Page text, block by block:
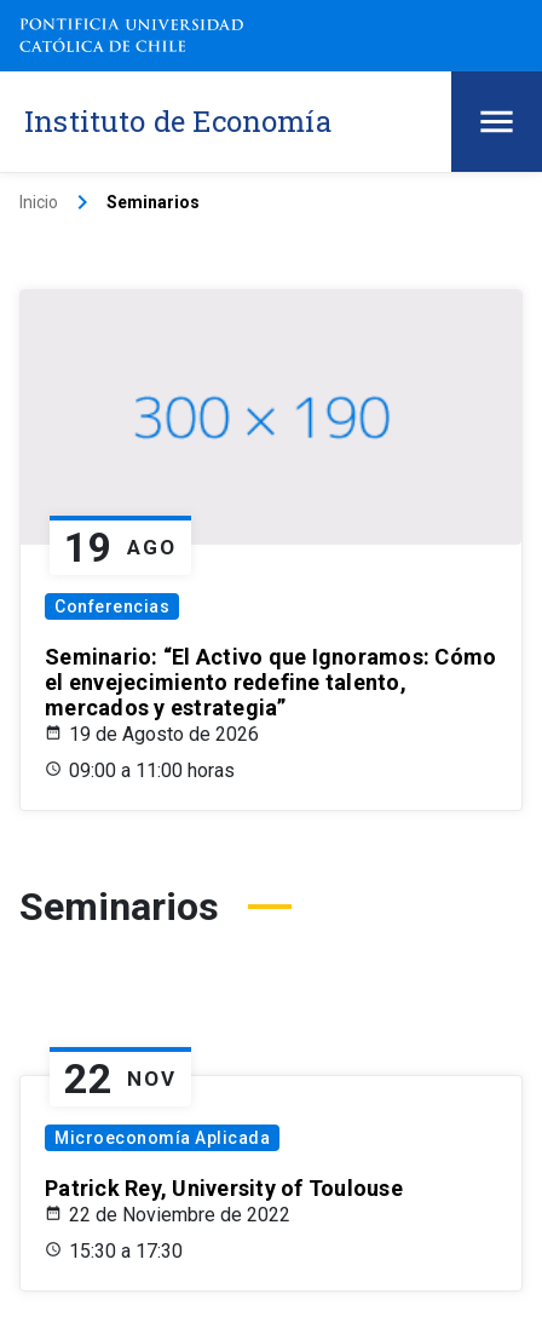
Instituto de Economía
Inicio keyboard_arrow_right Seminarios
19 AGO
Conferencias
Seminario: “El Activo que Ignoramos: Cómo
el envejecimiento redefine talento,
mercados y estrategia”
19 de Agosto de 2026
09:00 a 11:00 horas
Seminarios
22 NOV
Microeconomía Aplicada
Patrick Rey, University of Toulouse
22 de Noviembre de 2022
15:30 a 17:30